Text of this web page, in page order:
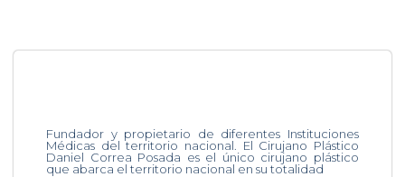
Fundador y propietario de diferentes Instituciones
Médicas del territorio nacional. El Cirujano Plástico
Daniel Correa Posada es el único cirujano plástico
que abarca el territorio nacional en su totalidad